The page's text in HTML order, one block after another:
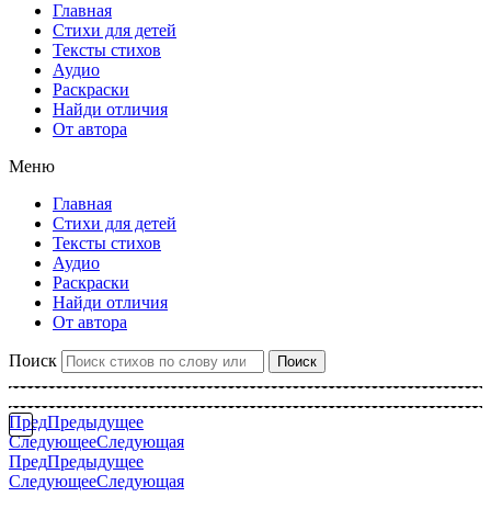
Главная
Стихи для детей
Тексты стихов
Аудио
Раскраски
Найди отличия
От автора
Меню
Главная
Стихи для детей
Тексты стихов
Аудио
Раскраски
Найди отличия
От автора
Поиск Поиск
ПредПредыдущее
СледующееСледующая
ПредПредыдущее
СледующееСледующая